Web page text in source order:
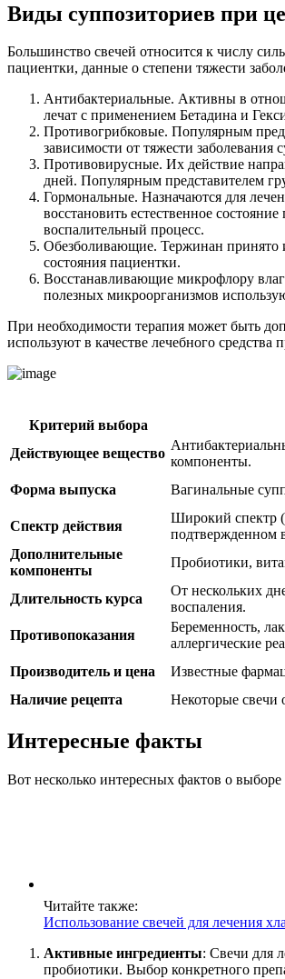
Виды суппозиториев при
Большинство свечей относится к числу
пациентки, данные о степени тяжести
Антибактериальные. Активны в
лечат с применением Бетадина и
Противогрибковые. Популярным
зависимости от тяжести заболевания
Противовирусные. Их действие
дней. Популярным представителем
Гормональные. Назначаются для
восстановить естественное
воспалительный процесс.
Обезболивающие. Тержинан принято
состояния пациентки.
Восстанавливающие микрофлору
полезных микроорганизмов
При необходимости терапия может быть
используют в качестве лечебного средства
Критерий выбора
Действующее вещество
компоненты.
Форма выпуска
Вагинальные
Спектр действия
Широкий спектр
подтвержденном
Дополнительные
компоненты
Пробиотики,
Длительность курса
От нескольких
воспаления.
Противопоказания
Беременность,
аллергические
Производитель и цена
Известные
Наличие рецепта
Некоторые свечи
Интересные факты
Вот несколько интересных фактов о
Читайте также:
Использование свечей для лечения
Активные ингредиенты: Свечи для
пробиотики. Выбор конкретного